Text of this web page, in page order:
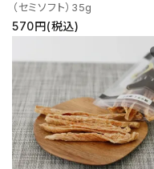
（セミソフト）35g
570円(税込)